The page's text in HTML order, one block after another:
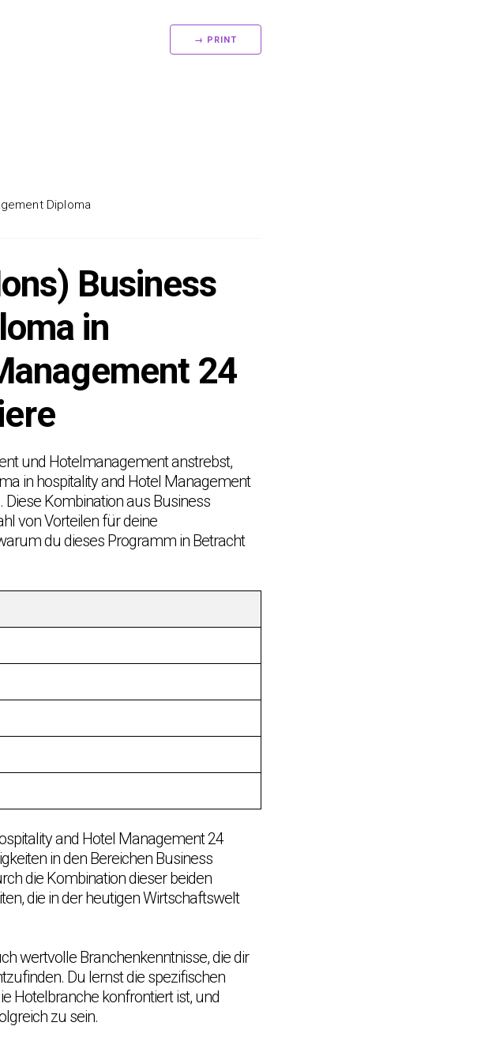
→ PRINT
Diploma
Business
in
24
und Hotelmanagement anstrebst,
in hospitality and Hotel Management
Kombination aus Business
von Vorteilen für deine
du dieses Programm in Betracht
and Hotel Management 24
in den Bereichen Business
die Kombination dieser beiden
die in der heutigen Wirtschaftswelt
wertvolle Branchenkenntnisse, die dir
Du lernst die spezifischen
Hotelbranche konfrontiert ist, und
zu sein.